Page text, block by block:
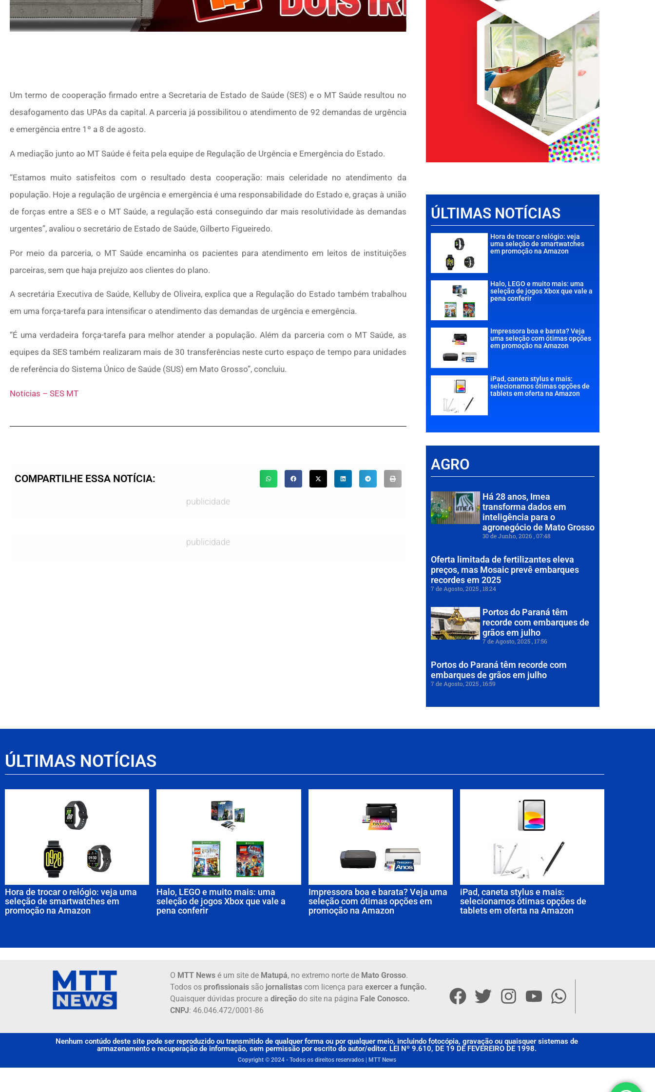
Um termo de cooperação firmado entre a Secretaria de Estado de Saúde (SES) e o MT Saúde resultou no
desafogamento das UPAs da capital. A parceria já possibilitou o atendimento de 92 demandas de urgência
e emergência entre 1º a 8 de agosto.
A mediação junto ao MT Saúde é feita pela equipe de Regulação de Urgência e Emergência do Estado.
“Estamos muito satisfeitos com o resultado desta cooperação: mais celeridade no atendimento da
população. Hoje a regulação de urgência e emergência é uma responsabilidade do Estado e, graças à união
de forças entre a SES e o MT Saúde, a regulação está conseguindo dar mais resolutividade às demandas
urgentes”, avaliou o secretário de Estado de Saúde, Gilberto Figueiredo.
Por meio da parceria, o MT Saúde encaminha os pacientes para atendimento em leitos de instituições
parceiras, sem que haja prejuízo aos clientes do plano.
A secretária Executiva de Saúde, Kelluby de Oliveira, explica que a Regulação do Estado também trabalhou
em uma força-tarefa para intensificar o atendimento das demandas de urgência e emergência.
“É uma verdadeira força-tarefa para melhor atender a população. Além da parceria com o MT Saúde, as
equipes da SES também realizaram mais de 30 transferências neste curto espaço de tempo para unidades
de referência do Sistema Único de Saúde (SUS) em Mato Grosso”, concluiu.
Notícias – SES MT
COMPARTILHE ESSA NOTÍCIA:
publicidade
publicidade
ÚLTIMAS NOTÍCIAS
Hora de trocar o relógio: veja
uma seleção de smartwatches
em promoção na Amazon
Halo, LEGO e muito mais: uma
seleção de jogos Xbox que vale a
pena conferir
Impressora boa e barata? Veja
uma seleção com ótimas opções
em promoção na Amazon
iPad, caneta stylus e mais:
selecionamos ótimas opções de
tablets em oferta na Amazon
AGRO
Há 28 anos, Imea
transforma dados em
inteligência para o
agronegócio de Mato Grosso
30 de Junho, 2026 07:48
Oferta limitada de fertilizantes eleva
preços, mas Mosaic prevê embarques
recordes em 2025
7 de Agosto, 2025 18:24
Portos do Paraná têm
recorde com embarques de
grãos em julho
7 de Agosto, 2025 17:56
Portos do Paraná têm recorde com
embarques de grãos em julho
7 de Agosto, 2025 16:59
ÚLTIMAS NOTÍCIAS
Hora de trocar o relógio: veja uma
seleção de smartwatches em
promoção na Amazon
Halo, LEGO e muito mais: uma
seleção de jogos Xbox que vale a
pena conferir
Impressora boa e barata? Veja uma
seleção com ótimas opções em
promoção na Amazon
iPad, caneta stylus e mais:
selecionamos ótimas opções de
tablets em oferta na Amazon
O MTT Newsé um site de Matupá, no extremo norte de Mato Grosso.
Todos os profissionaissão jornalistascom licença para exercer a função.
Quaisquer dúvidas procure a direçãodo site na página Fale Conosco.
CNPJ: 46.046.472/0001-86
Nenhum contúdo deste site pode ser reproduzido ou transmitido de qualquer forma ou por qualquer meio, incluindo fotocópia, gravação ou quaisquer sistemas de
armazenamento e recuperação de informação, sem permissão por escrito do autor/editor. LEI Nº 9.610, DE 19 DE FEVEREIRO DE 1998.
Copyright © 2024 - Todos os direitos reservados | MTT News